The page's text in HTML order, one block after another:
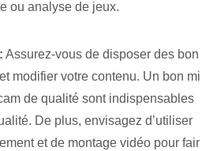
ou analyse de jeux.
Assurez-vous de disposer des bon
modifier votre contenu. Un bon mi
de qualité sont indispensables
De plus, envisagez d’utiliser
et de montage vidéo pour fair